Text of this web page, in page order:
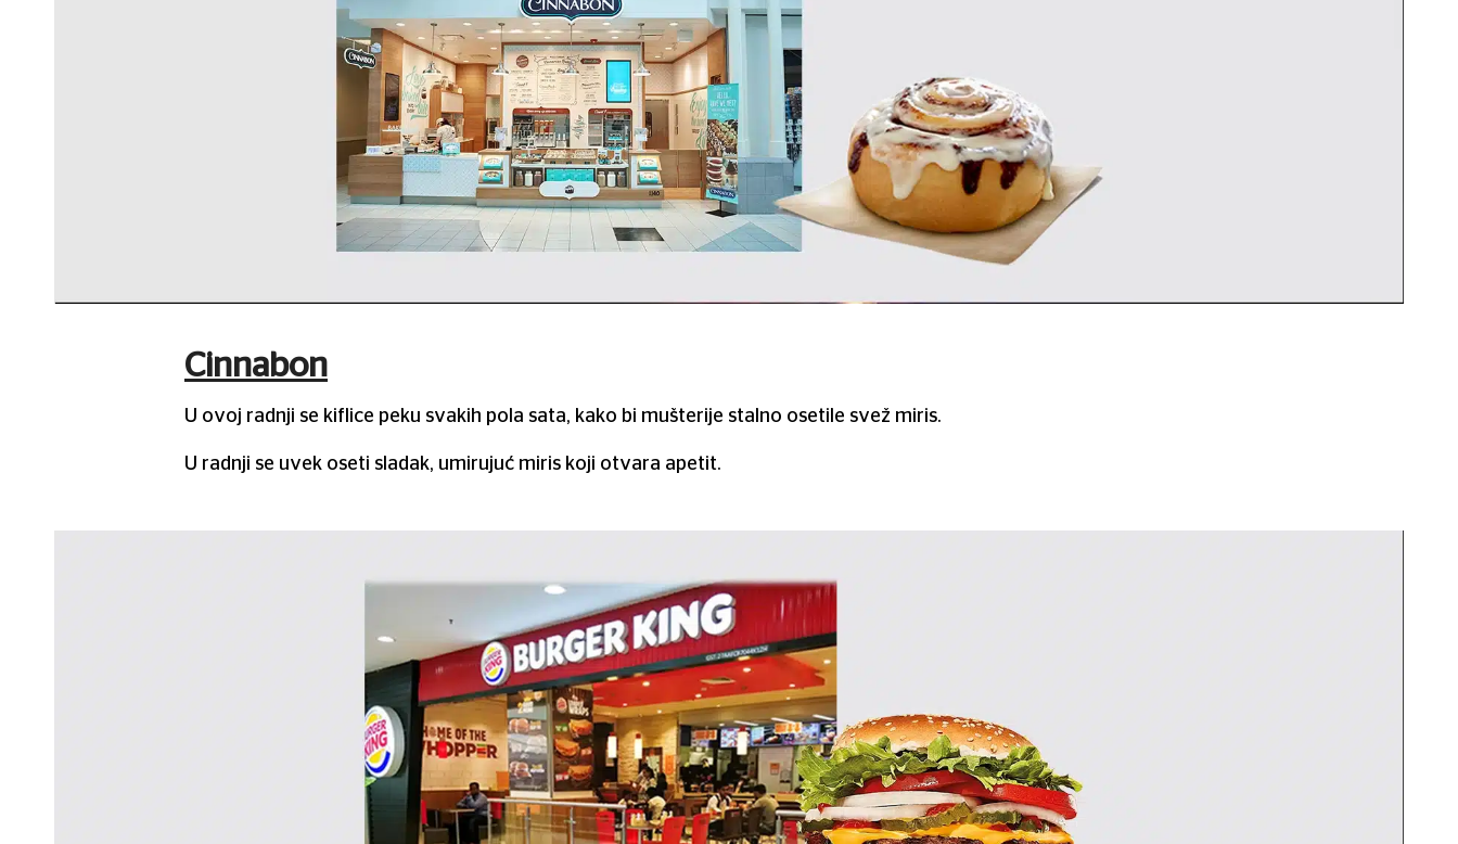
Cinnabon
U ovoj radnji se kiflice peku svakih pola sata, kako bi mušterije stalno osetile svež miris.
U radnji se uvek oseti sladak, umirujuć miris koji otvara apetit.